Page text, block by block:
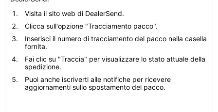
Visita il sito web di DealerSend.
Clicca sull'opzione "Tracciamento pacco".
Inserisci il numero di tracciamento del pacco nella casella
fornita.
Fai clic su "Traccia" per visualizzare lo stato attuale della
spedizione.
Puoi anche iscriverti alle notifiche per ricevere
aggiornamenti sullo spostamento del pacco.